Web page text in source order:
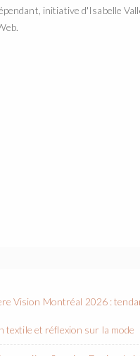
initiative d'Isabelle
Vision Montréal 2026 :
textile et réflexion sur la mode